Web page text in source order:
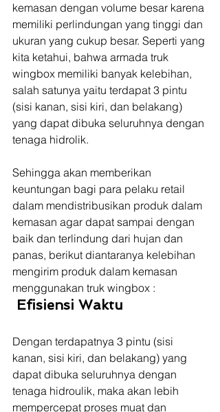
kemasan dengan volume besar karena
memiliki perlindungan yang tinggi dan
ukuran yang cukup besar. Seperti yang
kita ketahui, bahwa armada truk
wingbox memiliki banyak kelebihan,
salah satunya yaitu terdapat 3 pintu
(sisi kanan, sisi kiri, dan belakang)
yang dapat dibuka seluruhnya dengan
tenaga hidrolik.
Sehingga akan memberikan
keuntungan bagi para pelaku retail
dalam mendistribusikan produk dalam
kemasan agar dapat sampai dengan
baik dan terlindung dari hujan dan
panas, berikut diantaranya kelebihan
mengirim produk dalam kemasan
menggunakan truk wingbox :
Efisiensi Waktu
Dengan terdapatnya 3 pintu (sisi
kanan, sisi kiri, dan belakang) yang
dapat dibuka seluruhnya dengan
tenaga hidroulik, maka akan lebih
mempercepat proses muat dan